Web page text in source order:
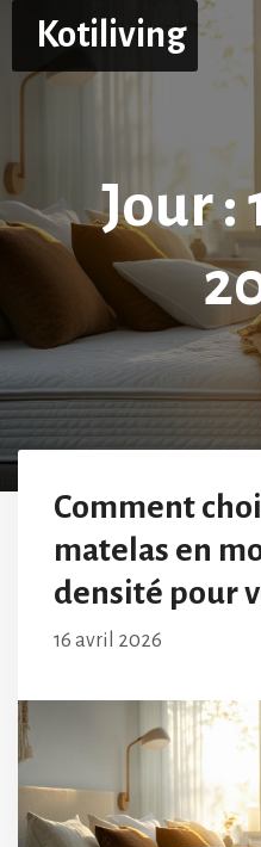
contenu
Kotiliving
Jour :
Comment
matelas en
densité pour
16 avril 2026